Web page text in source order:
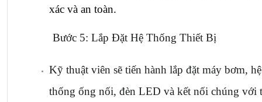
xác và an toàn.
Bước 5: Lắp Đặt Hệ Thống Thiết Bị
Kỹ thuật viên sẽ tiến hành lắp đặt máy bơm, hệ
thống ống nối, đèn LED và kết nối chúng với